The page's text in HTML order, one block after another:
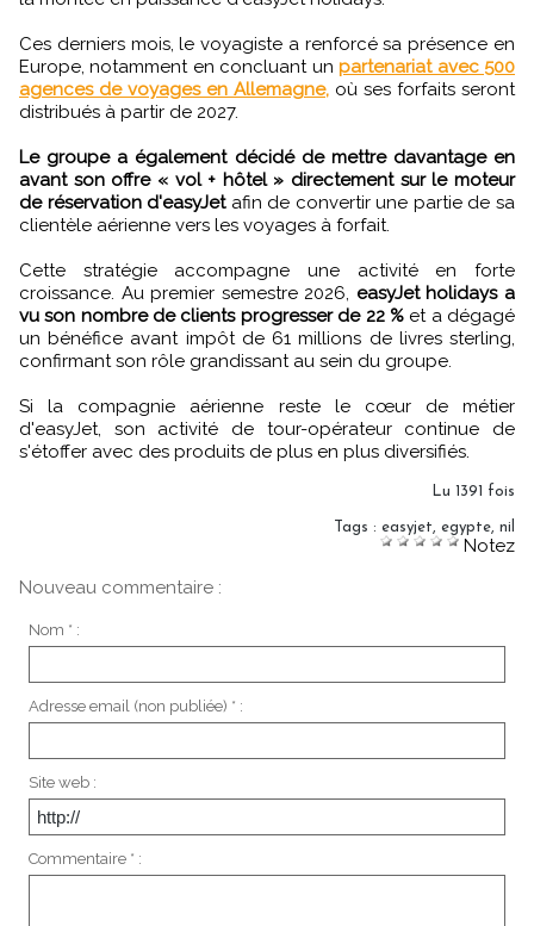
Ces derniers mois, le voyagiste a renforcé sa présence en
Europe, notamment en concluant unpartenariat avec 500
agences de voyages en Allemagne, où ses forfaits seront
distribués à partir de 2027.
Le groupe a également décidé de mettre davantage en
avant son offre « vol + hôtel » directement sur le moteur
de réservation d'easyJetafin de convertir une partie de sa
clientèle aérienne vers les voyages à forfait.
Cette stratégie accompagne une activité en forte
croissance. Au premier semestre 2026, easyJet holidays a
vu son nombre de clients progresser de 22 %et a dégagé
un bénéfice avant impôt de 61 millions de livres sterling,
confirmant son rôle grandissant au sein du groupe.
Si la compagnie aérienne reste le cœur de métier
d'easyJet, son activité de tour-opérateur continue de
s'étoffer avec des produits de plus en plus diversifiés.
Lu 1391 fois
Tags : easyjet, egypte, nil
Notez
Nouveau commentaire :
Nom * :
Adresse email (non publiée) * :
Site web :
Commentaire * :